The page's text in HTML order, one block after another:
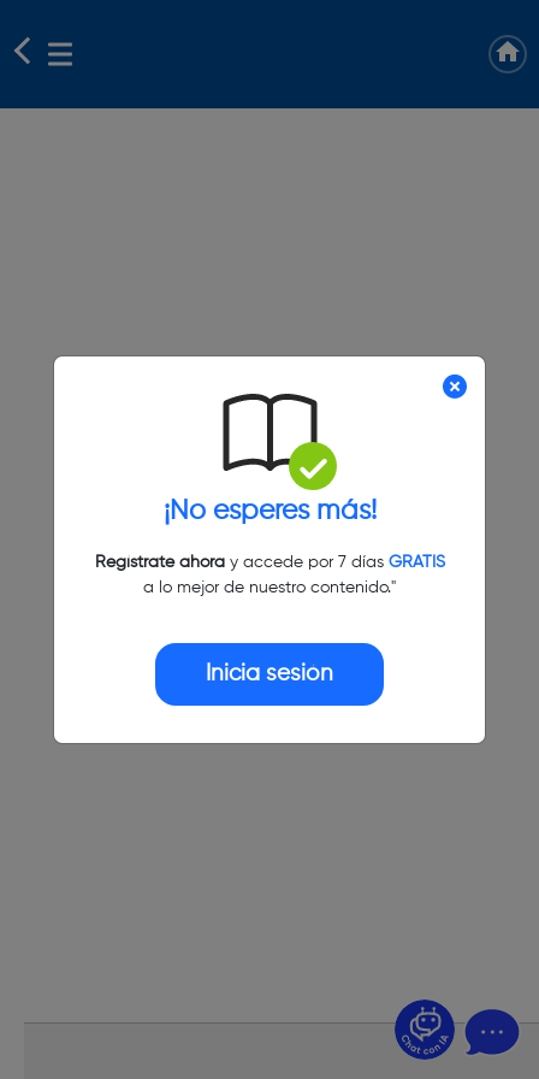
¡No esperes más!
Regístrate ahoray accede por 7 días GRATIS
a lo mejor de nuestro contenido."
Inicia sesión